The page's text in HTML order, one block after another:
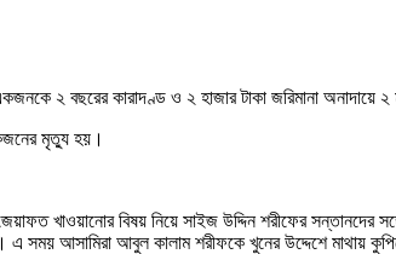
২ বছরের কারাদণ্ড ও ২ হাজার টাকা জরিমানা অনাদায়ে ২
মৃত্যু হয়।
খাওয়ানোর বিষয় নিয়ে সাইজ উদ্দিন শরীফের
সময় আসামিরা আবুল কালাম শরীফকে খুনের উদ্দেশে মাথায়